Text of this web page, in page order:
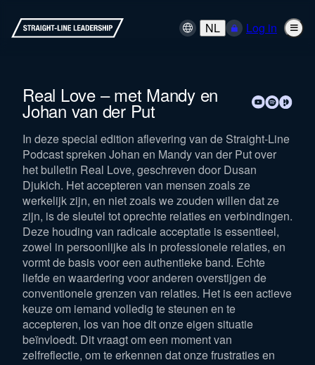
NL Log in
Real Love – met Mandy en
Johan van der Put
In deze special edition aflevering van de Straight-Line
Podcast spreken Johan en Mandy van der Put over
het bulletin Real Love, geschreven door Dusan
Djukich. Het accepteren van mensen zoals ze
werkelijk zijn, en niet zoals we zouden willen dat ze
zijn, is de sleutel tot oprechte relaties en verbindingen.
Deze houding van radicale acceptatie is essentieel,
zowel in persoonlijke als in professionele relaties, en
vormt de basis voor een authentieke band. Echte
liefde en waardering voor anderen overstijgen de
conventionele grenzen van relaties. Het is een actieve
keuze om iemand volledig te steunen en te
accepteren, los van hoe dit onze eigen situatie
beïnvloedt. Dit vraagt om een moment van
zelfreflectie, om te erkennen dat onze frustraties en